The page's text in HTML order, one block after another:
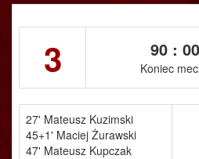
3 90 : 00
Koniec
27' Mateusz Kuzimski
45+1' Maciej Żurawski
47' Mateusz Kupczak